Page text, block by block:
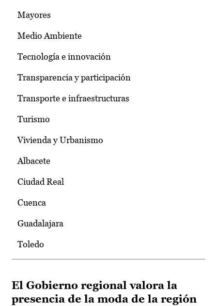
Mayores
Medio Ambiente
Tecnología e innovación
Transparencia y participación
Transporte e infraestructuras
Turismo
Vivienda y Urbanismo
Albacete
Ciudad Real
Cuenca
Guadalajara
Toledo
El Gobierno regional valora la
presencia de la moda de la región